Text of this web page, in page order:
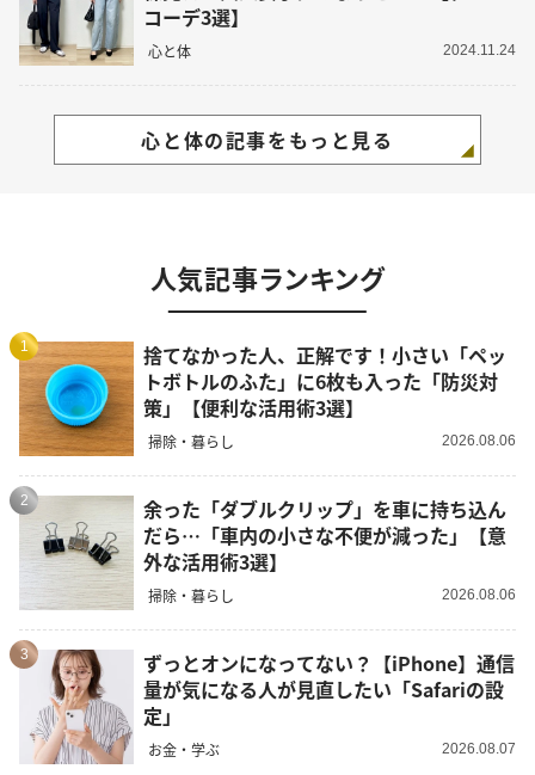
コーデ3選】
心と体 2024.11.24
心と体の記事をもっと見る
人気記事ランキング
1
捨てなかった人、正解です！小さい「ペッ
トボトルのふた」に6枚も入った「防災対
策」【便利な活用術3選】
掃除・暮らし 2026.08.06
2
余った「ダブルクリップ」を車に持ち込ん
だら…「車内の小さな不便が減った」【意
外な活用術3選】
掃除・暮らし 2026.08.06
3
ずっとオンになってない？【iPhone】通信
量が気になる人が見直したい「Safariの設
定」
お金・学ぶ 2026.08.07